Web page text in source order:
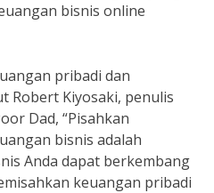
bisnis online
pribadi dan
Robert Kiyosaki, penulis
Dad, “Pisahkan
bisnis adalah
Anda dapat berkembang
keuangan pribadi